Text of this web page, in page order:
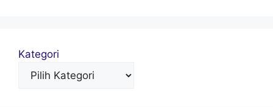
Kategori